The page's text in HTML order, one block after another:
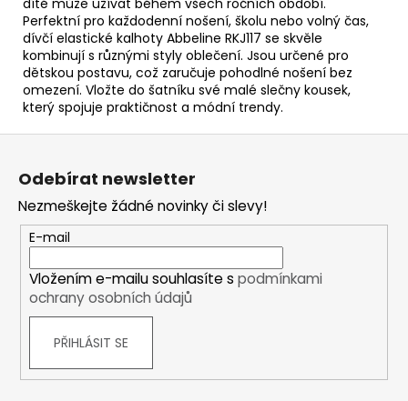
Perfektní pro každodenní nošení, školu nebo volný čas,
dívčí elastické kalhoty Abbeline RKJ117 se skvěle
kombinují s různými styly oblečení. Jsou určené pro
dětskou postavu, což zaručuje pohodlné nošení bez
omezení. Vložte do šatníku své malé slečny kousek,
který spojuje praktičnost a módní trendy.
Z
Odebírat newsletter
Nezmeškejte žádné novinky či slevy!
E-mail
Vložením e-mailu souhlasíte s podmínkami
ochrany osobních údajů
PŘIHLÁSIT SE